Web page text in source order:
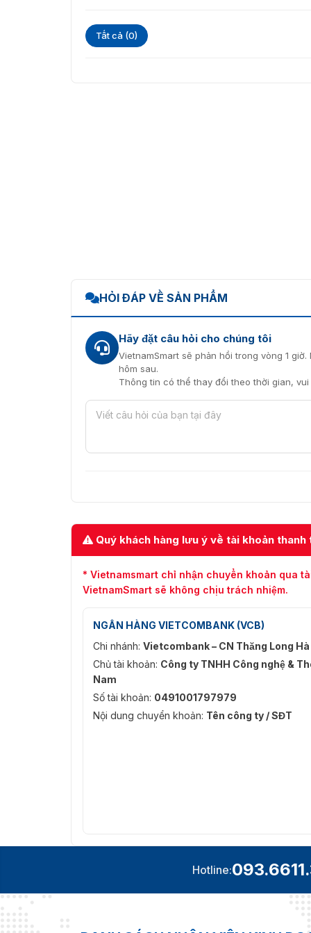
Tất cả (0)
HỎI ĐÁP VỀ SẢN PHẨM
Hãy đặt câu hỏi cho chúng tôi
VietnamSmart sẽ phản hồi trong vòng 1
hôm sau.
Thông tin có thể thay đổi theo thời gian,
Quý khách hàng lưu ý về tài khoản thanh
* Vietnamsmart chỉ nhận chuyển khoản qua
VietnamSmart sẽ không chịu trách nhiệm.
NGÂN HÀNG VIETCOMBANK (VCB)
Chi nhánh: Vietcombank – CN Thăng Long Hà
Chủ tài khoản: Công ty TNHH Công nghệ &
Nam
Số tài khoản: 0491001797979
Nội dung chuyển khoản: Tên công ty / SĐT
Hotline: